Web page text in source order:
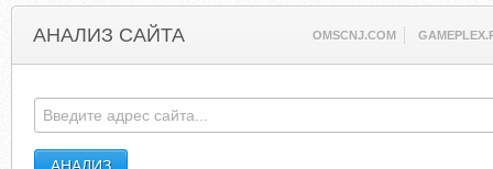
АНАЛИЗ САЙТА OMSCNJ.COM